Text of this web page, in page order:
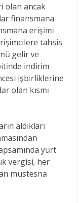
olan ancak
finansmana
erişimi
tahsis
gelir ve
indirim
işbirliklerine
olan kısmı
aldıkları
yurt
vergisi, her
müstesna